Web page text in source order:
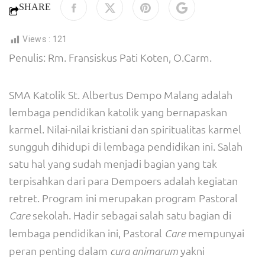
SHARE
Views : 121
Penulis: Rm. Fransiskus Pati Koten, O.Carm.
SMA Katolik St. Albertus Dempo Malang adalah
lembaga pendidikan katolik yang bernapaskan
karmel. Nilai-nilai kristiani dan spiritualitas karmel
sungguh dihidupi di lembaga pendidikan ini. Salah
satu hal yang sudah menjadi bagian yang tak
terpisahkan dari para Dempoers adalah kegiatan
retret. Program ini merupakan program Pastoral
Caresekolah. Hadir sebagai salah satu bagian di
lembaga pendidikan ini, Pastoral Caremempunyai
peran penting dalam cura animarumyakni